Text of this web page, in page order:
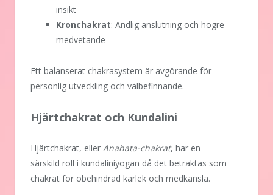
insikt
Kronchakrat: Andlig anslutning och högre
medvetande
Ett balanserat chakrasystem är avgörande för
personlig utveckling och välbefinnande.
Hjärtchakrat och Kundalini
Hjärtchakrat, eller Anahata-chakrat, har en
särskild roll i kundaliniyogan då det betraktas som
chakrat för obehindrad kärlek och medkänsla.